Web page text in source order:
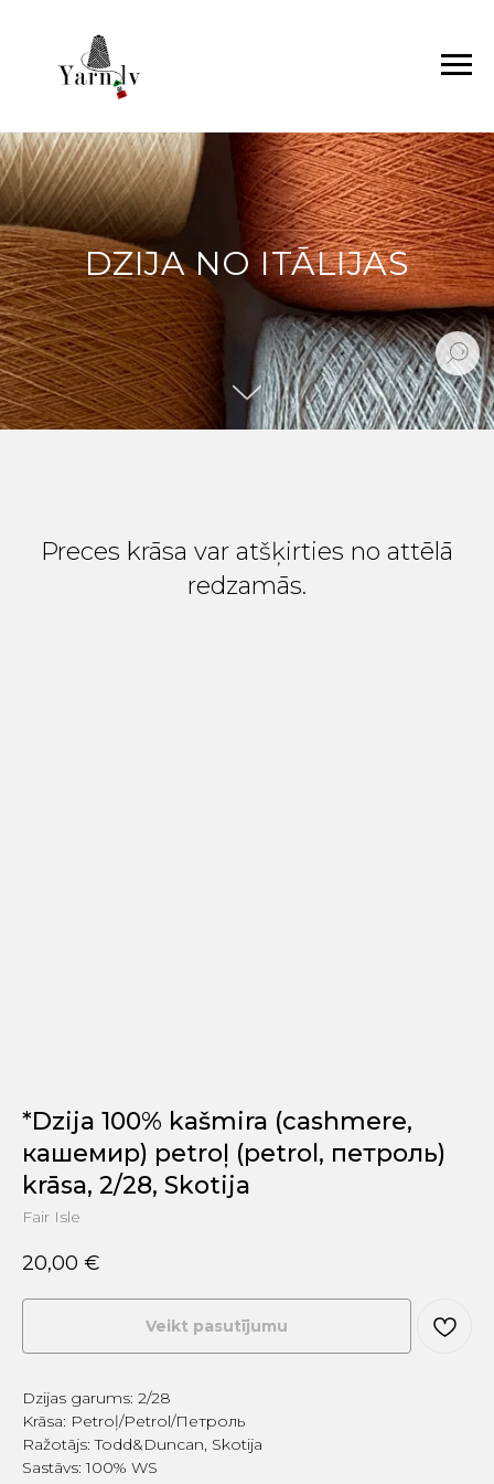
DZIJA NO ITĀLIJAS
Preces krāsa var atšķirties no attēlā
redzamās.
*Dzija 100% kašmira (cashmere,
кашемир) petroļ (petrol, петроль)
krāsa, 2/28, Skotija
Fair Isle
20,00 €
Veikt pasutījumu
Dzijas garums: 2/28
Krāsa: Petroļ/Petrol/Петроль
Ražotājs: Todd&Duncan, Skotija
Sastāvs: 100% WS